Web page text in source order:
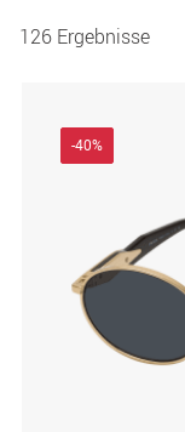
126 Ergebnisse
-40%